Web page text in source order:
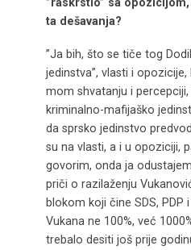
ta dešavanja?
”Ja bih, što se tiče tog
jedinstva”, vlasti i
mom shvatanju i
kriminalno-mafijaško
da sprsko jedinstvo
su na vlasti, a i u opoziciji,
govorim, onda ja
priči o razilaženju
blokom koji čine SDS, PDP
Vukana ne 100%, već
trebalo desiti još prije